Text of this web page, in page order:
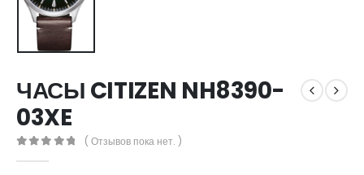
ЧАСЫ CITIZEN NH8390-
03XE
( Отзывов пока нет. )